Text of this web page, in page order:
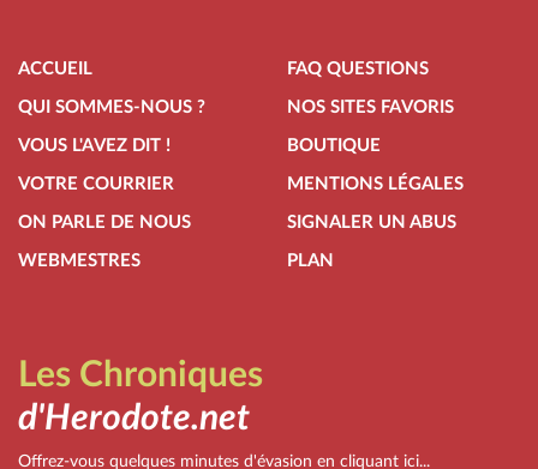
ACCUEIL
QUI SOMMES-NOUS ?
VOUS L'AVEZ DIT !
VOTRE COURRIER
ON PARLE DE NOUS
WEBMESTRES
FAQ QUESTIONS
NOS SITES FAVORIS
BOUTIQUE
MENTIONS LÉGALES
SIGNALER UN ABUS
PLAN
Les Chroniques
d'Herodote.net
Offrez-vous quelques minutes d'évasion en cliquant ici...